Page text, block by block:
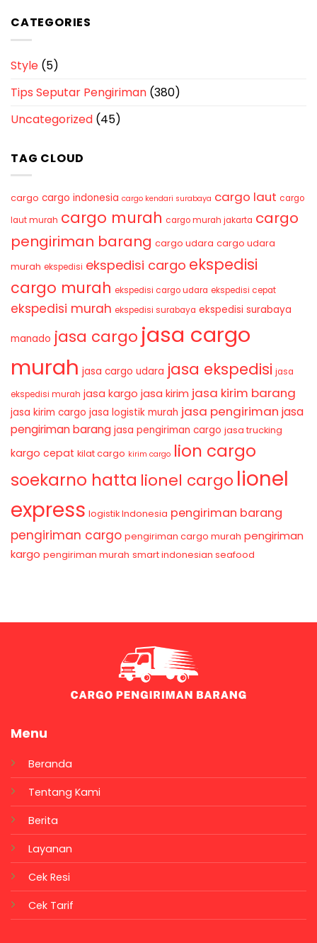
CATEGORIES
Style (5)
Tips Seputar Pengiriman (380)
Uncategorized (45)
TAG CLOUD
cargo cargo indonesia cargo kendari surabaya cargo laut cargo
laut murah cargo murah cargo murah jakarta cargo
pengiriman barang cargo udara cargo udara
murah ekspedisi ekspedisi cargo ekspedisi
cargo murah ekspedisi cargo udara ekspedisi cepat
ekspedisi murah ekspedisi surabaya ekspedisi surabaya
manado jasa cargo jasa cargo
murah jasa cargo udara jasa ekspedisi jasa
ekspedisi murah jasa kargo jasa kirim jasa kirim barang
jasa kirim cargo jasa logistik murah jasa pengiriman jasa
pengiriman barang jasa pengiriman cargo jasa trucking
kargo cepat kilat cargo kirim cargo lion cargo
soekarno hatta lionel cargo lionel
express logistik Indonesia pengiriman barang
pengiriman cargo pengiriman cargo murah pengiriman
kargo pengiriman murah smart indonesian seafood
Menu
Beranda
Tentang Kami
Berita
Layanan
Cek Resi
Cek Tarif